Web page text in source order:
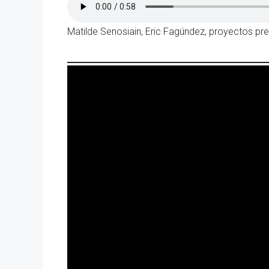
Matilde Senosiain, Eric Fagúndez, proyectos